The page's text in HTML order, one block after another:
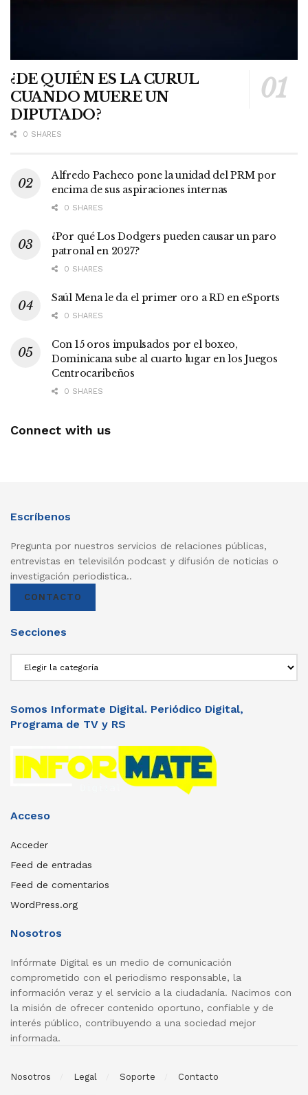
¿DE QUIÉN ES LA CURUL
CUANDO MUERE UN
DIPUTADO?
0 SHARES
Alfredo Pacheco pone la unidad del PRM por
encima de sus aspiraciones internas
0 SHARES
¿Por qué Los Dodgers pueden causar un paro
patronal en 2027?
0 SHARES
Saúl Mena le da el primer oro a RD en eSports
0 SHARES
Con 15 oros impulsados por el boxeo,
Dominicana sube al cuarto lugar en los Juegos
Centrocaribeños
0 SHARES
Connect with us
Escríbenos
Pregunta por nuestros servicios de relaciones públicas,
entrevistas en televisilón podcast y difusión de noticias o
investigación periodistica..
CONTACTO
Secciones
Somos Informate Digital. Periódico Digital,
Programa de TV y RS
Acceso
Acceder
Feed de entradas
Feed de comentarios
WordPress.org
Nosotros
Infórmate Digital es un medio de comunicación
comprometido con el periodismo responsable, la
información veraz y el servicio a la ciudadanía. Nacimos con
la misión de ofrecer contenido oportuno, confiable y de
interés público, contribuyendo a una sociedad mejor
informada.
Nosotros Legal Soporte Contacto